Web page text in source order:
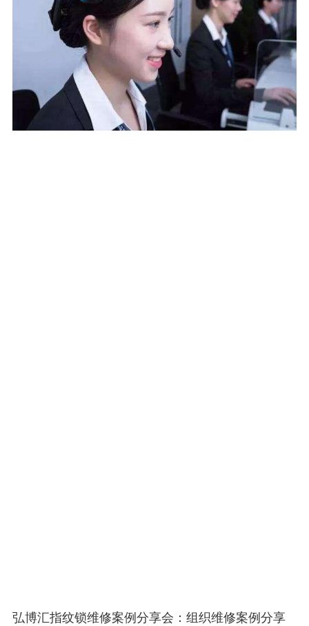
弘博汇指纹锁维修案例分享会：组织维修案例分享